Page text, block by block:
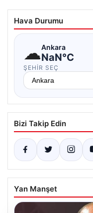
Hava Durumu
☁Ankara
NaN°C
ŞEHIR SEÇ
Bizi Takip Edin
Yan Manşet